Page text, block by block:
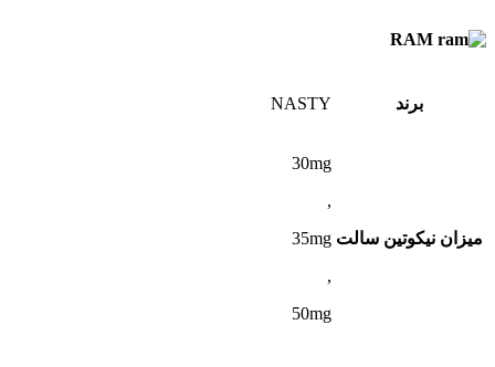
RAM
برند NASTY
میزان نیکوتین سالت
30mg
,
35mg
,
50mg